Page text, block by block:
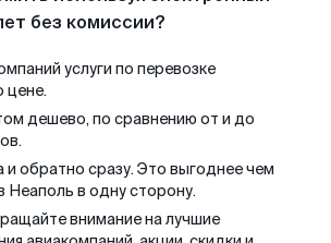
без комиссии?
услуги по перевозке
цене.
дешево, по сравнению от и до
и обратно сразу. Это выгоднее чем
Неаполь в одну сторону.
внимание на лучшие